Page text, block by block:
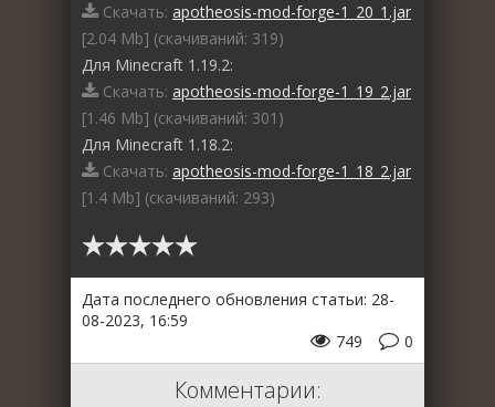
Скачать: apotheosis-mod-forge-1_20_1.jar
[2.04 Mb] (cкачиваний: 319)
Для Minecraft 1.19.2:
Скачать: apotheosis-mod-forge-1_19_2.jar
[1.46 Mb] (cкачиваний: 301)
Для Minecraft 1.18.2:
Скачать: apotheosis-mod-forge-1_18_2.jar
[1.4 Mb] (cкачиваний: 293)
Дата последнего обновления статьи: 28-
08-2023, 16:59
0
749
Комментарии: